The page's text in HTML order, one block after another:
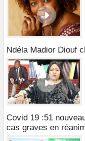
Ndéla Madior Diouf
Covid 19 :51
cas graves en